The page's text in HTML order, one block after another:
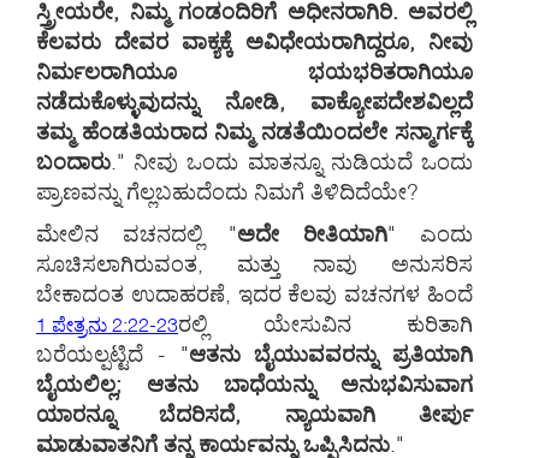
ಸ್ತ್ರೀಯರೇ, ನಿಮ್ಮ ಗಂಡಂದಿರಿಗೆ ಅಧೀನರಾಗಿರಿ. ಅವರಲ್ಲಿ
ಕೆಲವರು ದೇವರ ವಾಕ್ಯಕ್ಕೆ ಅವಿಧೇಯರಾಗಿದ್ದರೂ, ನೀವು
ನಿರ್ಮಲರಾಗಿಯೂ ಭಯಭರಿತರಾಗಿಯೂ
ನಡೆದುಕೊಳ್ಳುವುದನ್ನು ನೋಡಿ, ವಾಕ್ಯೋಪದೇಶವಿಲ್ಲದೆ
ತಮ್ಮ ಹೆಂಡತಿಯರಾದ ನಿಮ್ಮ ನಡತೆಯಿಂದಲೇ ಸನ್ಮಾರ್ಗಕ್ಕೆ
ಬಂದಾರು ." ನೀವು ಒಂದು ಮಾತನ್ನೂ ನುಡಿಯದೆ ಒಂದು
ಪ್ರಾಣವನ್ನು ಗೆಲ್ಲಬಹುದೆಂದು ನಿಮಗೆ ತಿಳಿದಿದೆಯೇ?
ಮೇಲಿನ ವಚನದಲ್ಲಿ "ಅದೇ ರೀತಿಯಾಗಿ" ಎಂದು
ಸೂಚಿಸಲಾಗಿರುವಂತ, ಮತ್ತು ನಾವು ಅನುಸರಿಸ
ಬೇಕಾದಂತ ಉದಾಹರಣೆ, ಇದರ ಕೆಲವು ವಚನಗಳ ಹಿಂದೆ
1 ಪೇತ್ರನು 2:22-23ರಲ್ಲಿ ಯೇಸುವಿನ ಕುರಿತಾಗಿ
ಬರೆಯಲ್ಪಟ್ಟಿದೆ - "ಆತನು ಬೈಯುವವರನ್ನು ಪ್ರತಿಯಾಗಿ
ಬೈಯಲಿಲ್ಲ; ಆತನು ಬಾಧೆಯನ್ನು ಅನುಭವಿಸುವಾಗ
ಯಾರನ್ನೂ ಬೆದರಿಸದೆ, ನ್ಯಾಯವಾಗಿ ತೀರ್ಪು
ಮಾಡುವಾತನಿಗೆ ತನ್ನ ಕಾರ್ಯವನ್ನು ಒಪ್ಪಿಸಿದನು ."